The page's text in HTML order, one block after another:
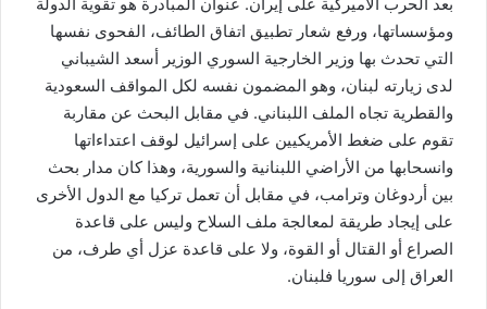
ومؤسساتها، ورفع شعار تطبيق اتفاق الطائف، الفحوى نفسها
التي تحدث بها وزير الخارجية السوري الوزير أسعد الشيباني
لدى زيارته لبنان، وهو المضمون نفسه لكل المواقف السعودية
والقطرية تجاه الملف اللبناني. في مقابل البحث عن مقاربة
تقوم على ضغط الأمريكيين على إسرائيل لوقف اعتداءاتها
وانسحابها من الأراضي اللبنانية والسورية، وهذا كان مدار بحث
بين أردوغان وترامب، في مقابل أن تعمل تركيا مع الدول الأخرى
على إيجاد طريقة لمعالجة ملف السلاح وليس على قاعدة
الصراع أو القتال أو القوة، ولا على قاعدة عزل أي طرف، من
العراق إلى سوريا فلبنان.